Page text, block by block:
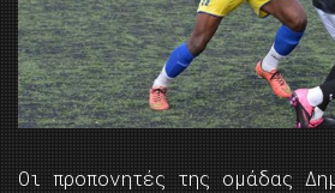
Οι προπονητές της ομάδας